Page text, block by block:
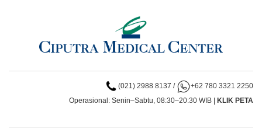
(021) 2988 8137 /
+62 780 3321 2250
Operasional: Senin–Sabtu, 08:30–20:30 WIB | KLIK PETA